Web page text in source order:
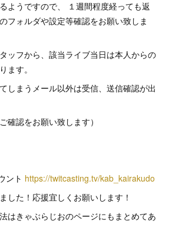
ようですので、 １週間程度経っても返
フォルダや設定等確認をお願い致しま
ッフから、該当ライブ当日は本人からの
ます。
しまうメール以外は受信、送信確認が出
確認をお願い致します）
ント https://twitcasting.tv/kab_kairakudo
した！応援宜しくお願いします！
はきゃぶらじおのページにもまとめてあ